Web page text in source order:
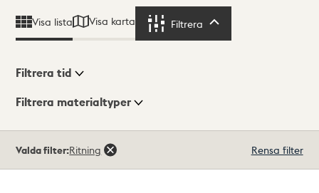
Visa lista Visa karta Filtrera
Visningsläge
Filtrera tid
Filtrera materialtyper
träffar
Valda filter:Ritning Rensa filter